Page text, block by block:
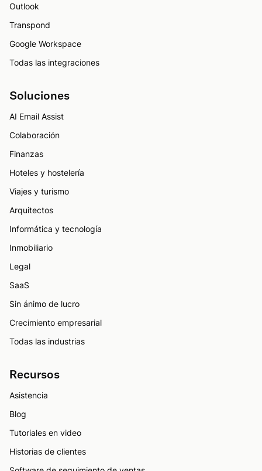
Outlook
Transpond
Google Workspace
Todas las integraciones
Soluciones
AI Email Assist
Colaboración
Finanzas
Hoteles y hostelería
Viajes y turismo
Arquitectos
Informática y tecnología
Inmobiliario
Legal
SaaS
Sin ánimo de lucro
Crecimiento empresarial
Todas las industrias
Recursos
Asistencia
Blog
Tutoriales en video
Historias de clientes